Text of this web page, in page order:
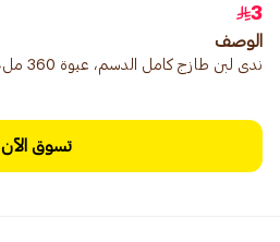
3
الوصف
ندى لبن طازج كامل الدسم، عبوة 360 مل، مشروب الزبادي التقليدي.
تسوق الآن